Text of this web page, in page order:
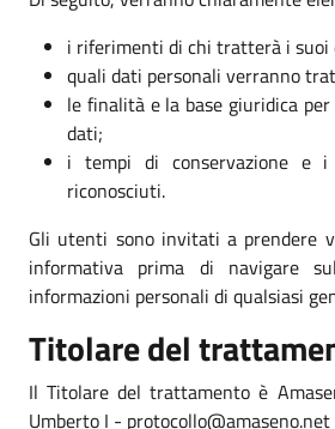
i riferimenti di chi tratterà i suoi
quali dati personali verranno
le finalità e la base giuridica
dati;
i tempi di conservazione e
riconosciuti.
Gli utenti sono invitati a prendere
informativa prima di navigare
informazioni personali di qualsiasi
Titolare del
Il Titolare del trattamento è
Umberto I - protocollo@amaseno.net